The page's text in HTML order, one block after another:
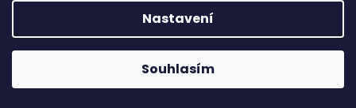
Nastavení
Souhlasím